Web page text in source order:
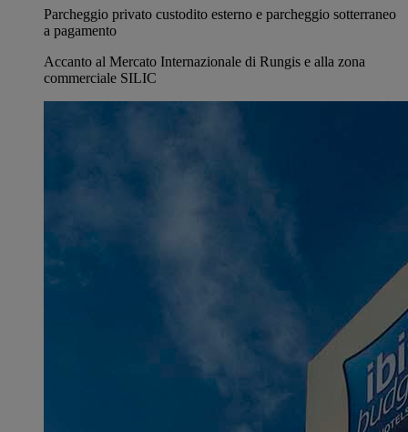
Parcheggio privato custodito esterno e parcheggio sotterraneo
a pagamento
Accanto al Mercato Internazionale di Rungis e alla zona
commerciale SILIC